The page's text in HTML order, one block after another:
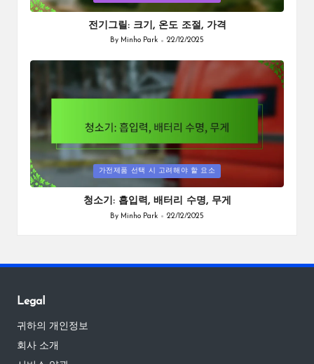
in
전기그릴: 크기, 온도 조절, 가격
Posted
By Minho Park 22/12/2025
Posted
in
가전제품 선택 시 고려해야 할 요소
청소기: 흡입력, 배터리 수명, 무게
Posted
By Minho Park 22/12/2025
Legal
귀하의 개인정보
회사 소개